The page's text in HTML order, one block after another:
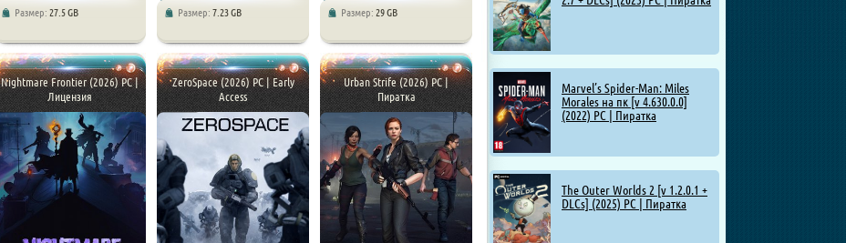
Marvel’s Spider-Man: Miles
Morales на пк [v 4.630.0.0]
(2022) PC | Пиратка
The Outer Worlds 2 [v 1.2.0.1 +
DLCs] (2025) PC | Пиратка
Размер: 27.5 GB Размер: 7.23 GB Размер: 29 GB
Nightmare Frontier (2026) PC |
Лицензия
ZeroSpace (2026) PC | Early
Access
Urban Strife (2026) PC |
Пиратка